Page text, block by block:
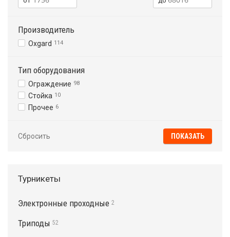
Производитель
Oxgard 114
Тип оборудования
Ограждение 98
Стойка 10
Прочее 6
Сбросить
Турникеты
Электронные проходные 2
Триподы 52